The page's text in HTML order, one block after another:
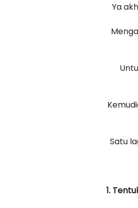
Ya
Satu
1.